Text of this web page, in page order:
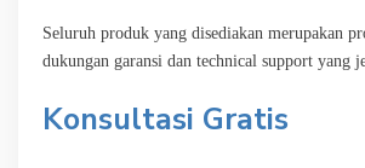
Seluruh produk yang disediakan merupakan
dukungan garansi dan technical support yang
Konsultasi Gratis